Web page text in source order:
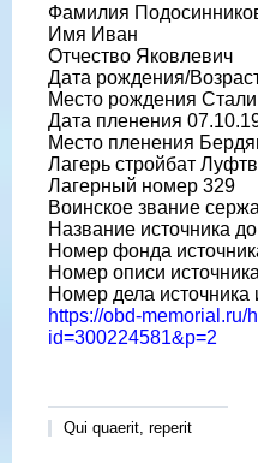
Фамилия
Имя Иван
Отчество Яковлевич
Дата рождения/
Место рождения
Дата пленения
Место пленения
Лагерь стройбат
Лагерный номер 329
Воинское звание
Название источника
Номер фонда
Номер описи
Номер дела
https://obd-memorial.ru/
id=300224581&p=2
Qui quaerit, reperit